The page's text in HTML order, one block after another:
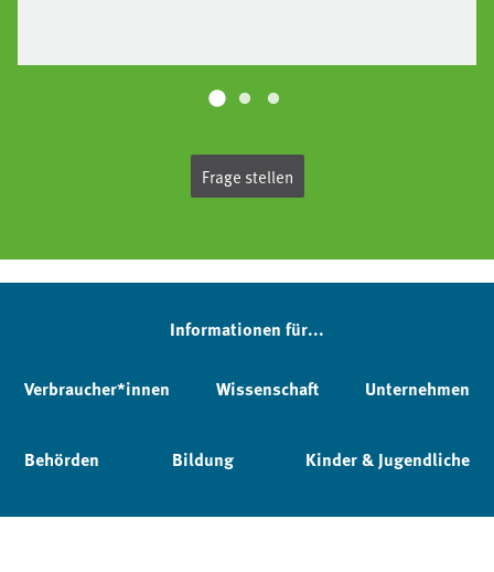
Frage stellen
Informationen für...
Verbraucher*innen Wissenschaft Unternehmen
Behörden Bildung Kinder & Jugendliche